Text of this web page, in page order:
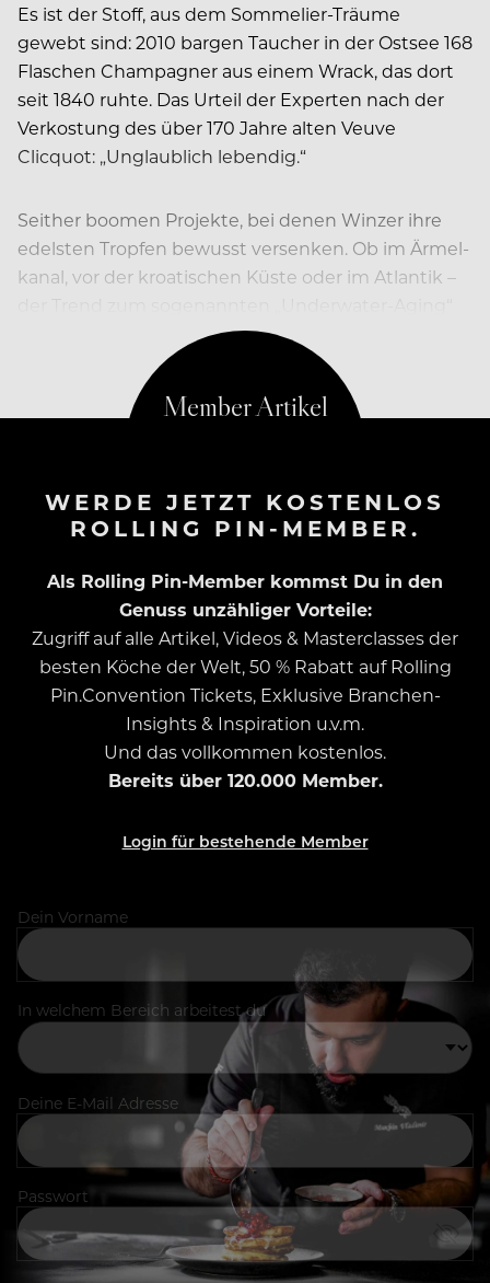
Es ist der Stoff, aus dem Sommelier-­Träume
gewebt sind: 2010 bargen Taucher in der Ostsee 168
Flaschen Champagner aus einem Wrack, das dort
seit 1840 ruhte. Das Urteil der Experten nach der
Verkostung des über 170 Jahre alten Veuve
Clicquot: „Unglaublich lebendig.“
Seither boomen Projekte, bei denen Winzer ihre
edelsten Tropfen bewusst versenken. Ob im Ärmel­
kanal, vor der kroatischen Küste oder im Atlantik –
schwappt förmlich an Land.
WERDE JETZT KOSTENLOS
ROLLING PIN-MEMBER.
Als Rolling Pin-Member kommst Du in den
Genuss unzähliger Vorteile:
Zugriff auf alle Artikel, Videos & Masterclasses der
besten Köche der Welt, 50 % Rabatt auf Rolling
Pin.Convention Tickets, Exklusive Branchen-
Insights & Inspiration u.v.m.
Und das vollkommen kostenlos.
Bereits über 120.000 Member.
Login für bestehende Member
Dein Vorname
In welchem Bereich arbeitest du
Deine E-Mail Adresse
Passwort